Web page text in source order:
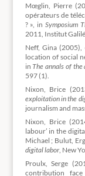
Mœglin, Pierre
opérateurs de
? », inSymposium
2011, Institut
Neff, Gina
location of social
inThe annals of the
597 (1).
Nixon, Brice
exploitation in the
journalism and
Nixon, Brice
labour’ in the
Michael ; Bulut,
digital labor, New
Proulx, Serge
contribution face